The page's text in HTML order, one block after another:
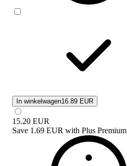
In winkelwagen16.89 EUR
15.20 EUR
Save 1.69 EUR with Plus Premium